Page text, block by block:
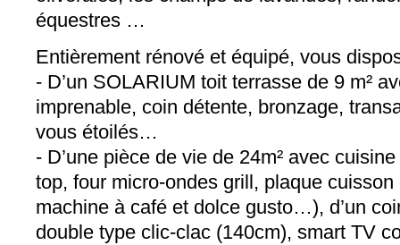
équestres …
Entièrement rénové et équipé, vous
- D’un SOLARIUM toit terrasse de 9 m²
imprenable, coin détente, bronzage,
vous étoilés…
- D’une pièce de vie de 24m² avec
top, four micro-ondes grill, plaque
machine à café et dolce gusto…), d’un
double type clic-clac (140cm), smart TV